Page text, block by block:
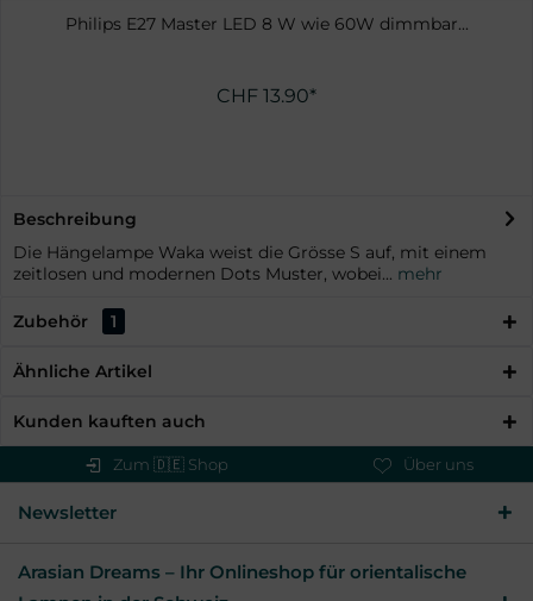
Philips E27 Master LED 8 W wie 60W dimmbar...
CHF 13.90*
Beschreibung
Die Hängelampe Waka weist die Grösse S auf, mit einem
zeitlosen und modernen Dots Muster, wobei... mehr
Zubehör 1
Ähnliche Artikel
Kunden kauften auch
Zum 🇩🇪 Shop Über uns
Newsletter
Arasian Dreams – Ihr Onlineshop für orientalische